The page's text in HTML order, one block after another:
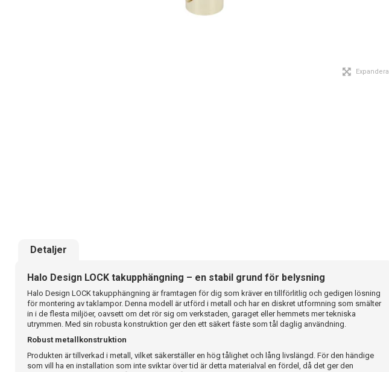
Expandera
Detaljer
Halo Design LOCK takupphängning – en stabil grund för belysning
Halo Design LOCK takupphängning är framtagen för dig som kräver en tillförlitlig och gedigen lösning
för montering av taklampor. Denna modell är utförd i metall och har en diskret utformning som smälter
in i de flesta miljöer, oavsett om det rör sig om verkstaden, garaget eller hemmets mer tekniska
utrymmen. Med sin robusta konstruktion ger den ett säkert fäste som tål daglig användning.
Robust metallkonstruktion
Produkten är tillverkad i metall, vilket säkerställer en hög tålighet och lång livslängd. För den händige
som vill ha en installation som inte sviktar över tid är detta materialval en fördel, då det ger den